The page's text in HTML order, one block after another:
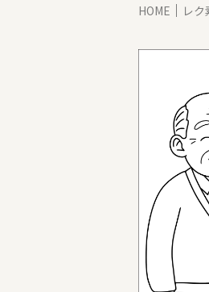
HOME レ